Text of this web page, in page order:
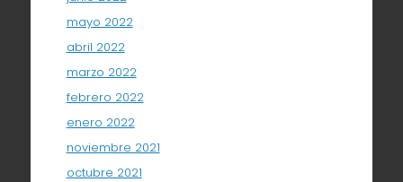
mayo 2022
abril 2022
marzo 2022
febrero 2022
enero 2022
noviembre 2021
octubre 2021